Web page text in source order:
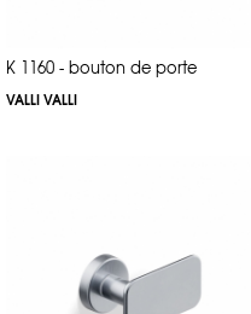
K 1160 - bouton de porte
VALLI VALLI